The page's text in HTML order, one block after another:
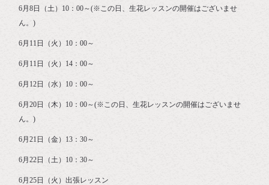
6月8日（土）10：00～(※この日、生花レッスンの開催はございませ
ん。)
6月11日（火）10：00～
6月11日（火）14：00～
6月12日（水）10：00～
6月20日（木）10：00～(※この日、生花レッスンの開催はございませ
ん。)
6月21日（金）13：30～
6月22日（土）10：30～
6月25日（火）出張レッスン